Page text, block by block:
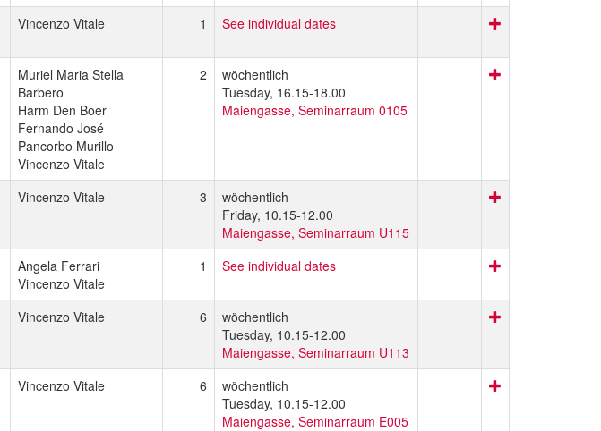
Vincenzo Vitale 1 See individual dates
Muriel Maria Stella
Barbero
Harm Den Boer
Fernando José
Pancorbo Murillo
Vincenzo Vitale
2
wöchentlich
Tuesday, 16.15-18.00
Maiengasse, Seminarraum 0105
Vincenzo Vitale 3
wöchentlich
Friday, 10.15-12.00
Maiengasse, Seminarraum U115
Angela Ferrari
Vincenzo Vitale
1 See individual dates
Vincenzo Vitale 6
wöchentlich
Tuesday, 10.15-12.00
Maiengasse, Seminarraum U113
Vincenzo Vitale 6
wöchentlich
Tuesday, 10.15-12.00
Maiengasse, Seminarraum E005